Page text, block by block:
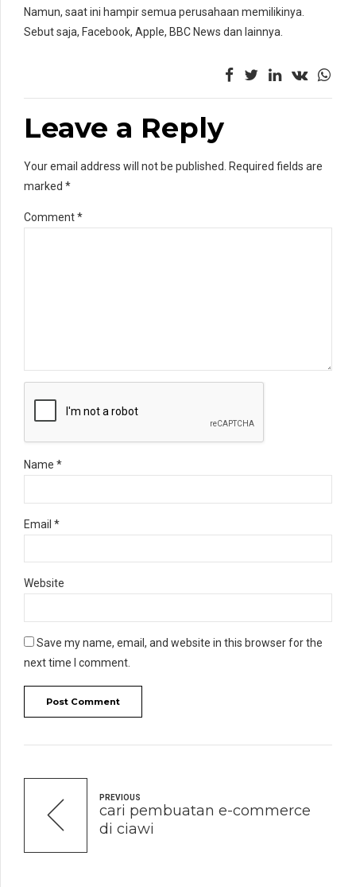
Namun, saat ini hampir semua perusahaan memilikinya.
Sebut saja, Facebook, Apple, BBC News dan lainnya.
Leave a Reply
Your email address will not be published. Required fields are
marked *
Comment*
Name *
Email *
Website
Save my name, email, and website in this browser for the
next time I comment.
Post Comment
PREVIOUS
cari pembuatan e-commerce
di ciawi